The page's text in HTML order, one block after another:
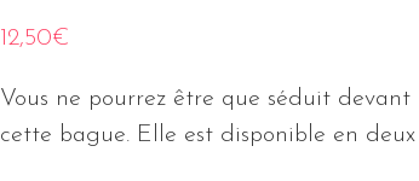
12,50€
Vous ne pourrez être que séduit
cette bague. Elle est disponible en